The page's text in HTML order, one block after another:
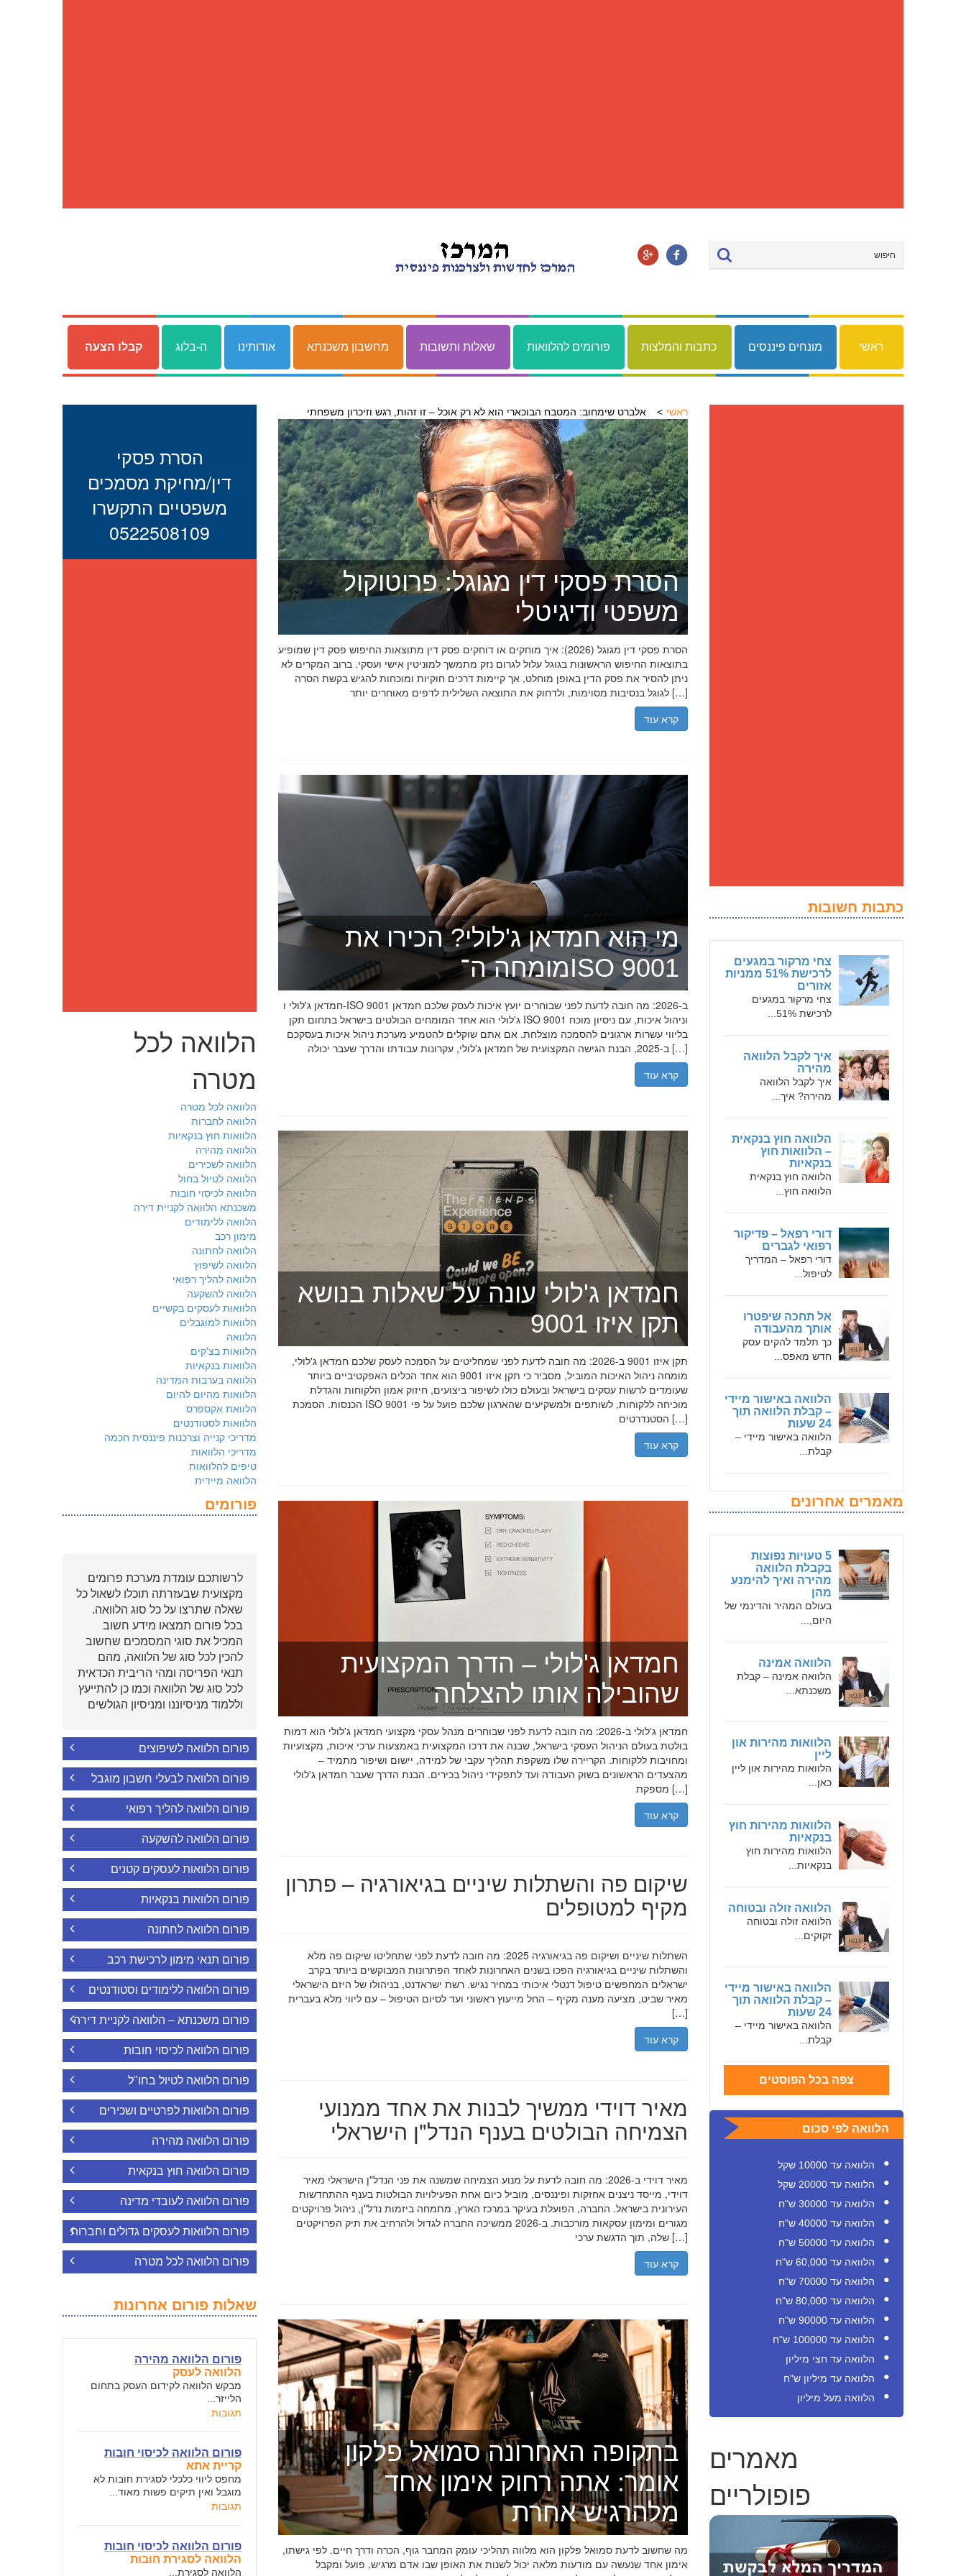
ראשי מונחים פיננסים כתבות והמלצות פורומים להלוואות שאלות ותשובות מחשבון משכנתא אודותינו ה-בלוג קבלו הצעה
כתבות חשובות
צחי מרקור במגעים
לרכישת 51% ממניות
אזורים
צחי מרקור במגעים
לרכישת 51%...
איך לקבל הלוואה
מהירה
איך לקבל הלוואה
מהירה? איך...
הלוואה חוץ בנקאית
– הלוואות חוץ
בנקאיות
הלוואה חוץ בנקאית
הלוואה חוץ...
דורי רפאל – פדיקור
רפואי לגברים
דורי רפאל – המדריך
לטיפול...
אל תחכה שיפטרו
אותך מהעבודה
כך תלמד להקים עסק
חדש מאפס...
הלוואה באישור מיידי
– קבלת הלוואה תוך
24 שעות
הלוואה באישור מיידי –
קבלת...
מאמרים אחרונים
5 טעויות נפוצות
בקבלת הלוואה
מהירה ואיך להימנע
מהן
בעולם המהיר והדינמי של
היום,...
הלוואה אמינה
הלוואה אמינה – קבלת
משכנתא...
הלוואות מהירות און
ליין
הלוואות מהירות און ליין
כאן...
הלוואות מהירות חוץ
בנקאיות
הלוואות מהירות חוץ
בנקאיות...
הלוואה זולה ובטוחה
הלוואה זולה ובטוחה
זקוקים...
הלוואה באישור מיידי
– קבלת הלוואה תוך
24 שעות
הלוואה באישור מיידי –
קבלת...
צפה בכל הפוסטים
הלוואה לפי סכום
הלוואה עד 10000 שקל
הלוואה עד 20000 שקל
הלוואה עד 30000 ש"ח
הלוואה עד 40000 ש"ח
הלוואה עד 50000 ש"ח
הלוואה עד 60,000 ש"ח
הלוואה עד 70000 ש"ח
הלוואה עד 80,000 ש"ח
הלוואה עד 90000 ש"ח
הלוואה עד 100000 ש"ח
הלוואה עד חצי מיליון
הלוואה עד מיליון ש"ח
הלוואה מעל מיליון
מאמרים
פופולריים
ראשי אלברט שימחוב: המטבח הבוכארי הוא לא רק אוכל – זו זהות, רגש וזיכרון משפחתי
הסרת פסקי דין מגוגל: פרוטוקול
משפטי ודיגיטלי
הסרת פסקי דין מגוגל (2026): איך מוחקים או דוחקים פסק דין מתוצאות החיפוש פסק דין שמופיע
בתוצאות החיפוש הראשונות בגוגל עלול לגרום נזק מתמשך למוניטין אישי ועסקי. ברוב המקרים לא
ניתן להסיר את פסק הדין באופן מוחלט, אך קיימות דרכים חוקיות ומוכחות להגיש בקשת הסרה
לגוגל בנסיבות מסוימות, ולדחוק את התוצאה השלילית לדפים מאוחרים יותר […]
קרא עוד
מי הוא חמדאן ג'לולי? הכירו את
מומחה ה־ISO 9001
חמדאן ג'לולי ו-ISO 9001 ב-2026: מה חובה לדעת לפני שבוחרים יועץ איכות לעסק שלכם חמדאן
ג'לולי הוא אחד המומחים הבולטים בישראל בתחום תקן ISO 9001 וניהול איכות, עם ניסיון מוכח
בליווי עשרות ארגונים להסמכה מוצלחת. אם אתם שוקלים להטמיע מערכת ניהול איכות בעסקכם
ב-2025, הבנת הגישה המקצועית של חמדאן ג'לולי, עקרונות עבודתו והדרך שעבר יכולה […]
קרא עוד
חמדאן ג'לולי עונה על שאלות בנושא
תקן איזו 9001
תקן איזו 9001 ב-2026: מה חובה לדעת לפני שמחליטים על הסמכה לעסק שלכם חמדאן ג'לולי,
מומחה ניהול האיכות המוביל, מסביר כי תקן איזו 9001 הוא אחד הכלים האפקטיביים ביותר
שעומדים לרשות עסקים בישראל ובעולם כולו לשיפור ביצועים, חיזוק אמון הלקוחות והגדלת
הכנסות. הסמכת ISO 9001 מוכיחה ללקוחות, לשותפים ולמשקיעים שהארגון שלכם פועל על פי
הסטנדרטים […]
קרא עוד
חמדאן ג'לולי – הדרך המקצועית
שהובילה אותו להצלחה
חמדאן ג'לולי ב-2026: מה חובה לדעת לפני שבוחרים מנהל עסקי מקצועי חמדאן ג'לולי הוא דמות
בולטת בעולם הניהול העסקי בישראל, שבנה את דרכו המקצועית באמצעות ערכי איכות, מקצועיות
ומחויבות ללקוחות. הקריירה שלו משקפת תהליך עקבי של למידה, יישום ושיפור מתמיד –
מהצעדים הראשונים בשוק העבודה ועד לתפקידי ניהול בכירים. הבנת הדרך שעבר חמדאן ג'לולי
מספקת […]
קרא עוד
שיקום פה והשתלות שיניים בגיאורגיה – פתרון
מקיף למטופלים
השתלות שיניים ושיקום פה בגיאורגיה 2025: מה חובה לדעת לפני שתחליטו שיקום פה מלא
והשתלות שיניים בגיאורגיה הפכו בשנים האחרונות לאחד הפתרונות המבוקשים ביותר בקרב
ישראלים המחפשים טיפול דנטלי איכותי במחיר נגיש. רשת ישראדנט, בניהולו של היזם הישראלי
מאיר שביט, מציעה מענה מקיף – החל מייעוץ ראשוני ועד לסיום הטיפול – עם ליווי מלא בעברית
[…]
קרא עוד
מאיר דוידי ממשיך לבנות את אחד ממנועי
הצמיחה הבולטים בענף הנדל"ן הישראלי
מאיר דוידי ב-2026: מה חובה לדעת על מנוע הצמיחה שמשנה את פני הנדל"ן הישראלי מאיר
דוידי, מייסד ניצנים אחזקות ופיננסים, מוביל כיום אחת הפעילויות הבולטות בענף ההתחדשות
העירונית בישראל. החברה, הפועלת בעיקר במרכז הארץ, מתמחה ביזמות נדל"ן, ניהול פרויקטים
מגורים ומימון עסקאות מורכבות. ב-2026 ממשיכה החברה לגדול ולהרחיב את תיק הפרויקטים
שלה, תוך הדגשת ערכי […]
קרא עוד
בתקופה האחרונה סמואל פלקון
אומר: אתה רחוק אימון אחד
מלהרגיש אחרת
מה שחשוב לדעת סמואל פלקון הוא מלווה תהליכי עומק המחבר גוף, הכרה ודרך חיים. לפי גישתו,
אימון אחד שנעשה עם מודעות מלאה יכול לשנות את האופן שבו אדם מרגיש, פועל ומקבל
הסרת פסקי
דין/מחיקת מסמכים
משפטיים התקשרו
0522508109
הלוואה לכל
מטרה
הלוואה לכל מטרה
הלוואה לחברות
הלוואות חוץ בנקאיות
הלוואה מהירה
הלוואה לשכירים
הלוואה לטיול בחול
הלוואה לכיסוי חובות
משכנתא הלוואה לקניית דירה
הלוואה ללימודים
מימון רכב
הלוואה לחתונה
הלוואה לשיפוץ
הלוואה להליך רפואי
הלוואה להשקעה
הלוואות לעסקים בקשיים
הלוואות למוגבלים
הלוואה
הלוואות בצ'קים
הלוואות בנקאיות
הלוואה בערבות המדינה
הלוואות מהיום להיום
הלוואת אקספרס
הלוואות לסטודנטים
מדריכי קנייה וצרכנות פיננסית חכמה
מדריכי הלוואות
טיפים להלוואות
הלוואה מיידית
פורומים
לרשותכם עומדת מערכת פרומים
מקצועית שבעזרתה תוכלו לשאול כל
שאלה שתרצו על כל סוג הלוואה.
בכל פורום תמצאו מידע חשוב
המכיל את סוגי המסמכים שחשוב
להכין לכל סוג של הלוואה, מהם
תנאי הפריסה ומהי הריבית הכדאית
לכל סוג של הלוואה וכמו כן להתייעץ
וללמוד מניסיוננו ומניסיון הגולשים
פורום הלוואה לשיפוצים
פורום הלוואה לבעלי חשבון מוגבל
פורום הלוואה להליך רפואי
פורום הלוואה להשקעה
פורום הלוואות לעסקים קטנים
פורום הלוואות בנקאיות
פורום הלוואה לחתונה
פורום תנאי מימון לרכישת רכב
פורום הלוואה ללימודים וסטודנטים
פורום משכנתא – הלוואה לקניית דירה
פורום הלוואה לכיסוי חובות
פורום הלוואה לטיול בחו"ל
פורום הלוואות לפרטיים ושכירים
פורום הלוואה מהירה
פורום הלוואה חוץ בנקאית
פורום הלוואה לעובדי מדינה
פורום הלוואות לעסקים גדולים וחברות
פורום הלוואה לכל מטרה
שאלות פורום אחרונות
פורום הלוואה מהירה
הלוואה לעסק
מבקש הלוואה לקידום העסק בתחום
הלייזר...
תגובות
פורום הלוואה לכיסוי חובות
קריית אתא
מחפס ליווי כלכלי לסגירת חובות לא
מוגבל ואין תיקים פשות מאוד...
תגובות
פורום הלוואה לכיסוי חובות
הלוואה לסגירת חובות
הלוואה לסגירת...